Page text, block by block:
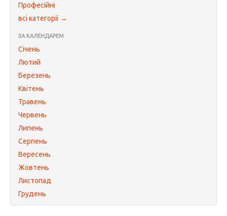
Професійні
всі категорії →
ЗА КАЛЕНДАРЕМ
Січень
Лютий
Березень
Квітень
Травень
Червень
Липень
Серпень
Вересень
Жовтень
Листопад
Грудень